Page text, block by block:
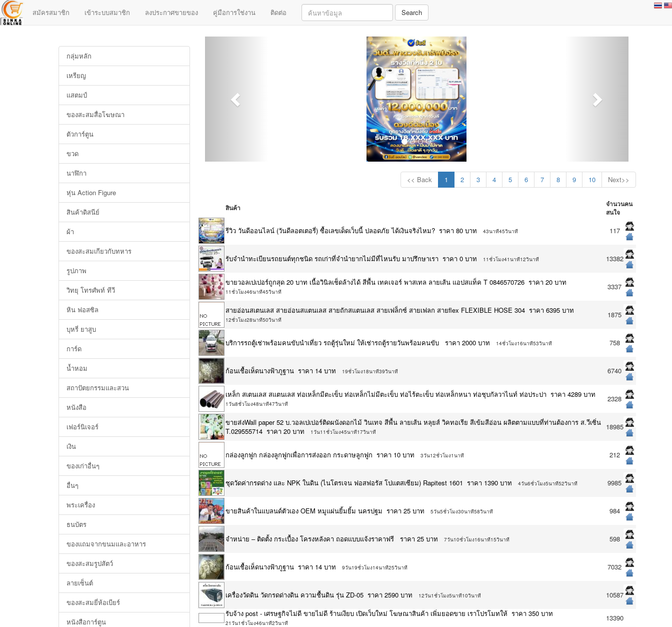
สมัครสมาชิก เข้าระบบสมาชิก ลงประกาศขายของ คู่มือการใช่งาน ติดต่อ Search
กลุ่มหลัก
เหรียญ
แสตมป์
ของสะสมสื่อโฆษณา
ตัวการ์ตูน
ขวด
นาฬิกา
หุ่น Action Figure
สินค้าดิสนีย์
ผ้า
ของสะสมเกียวกับทหาร
รูปภาพ
วิทยุ โทรศํพท์ ทีวี
หิน ฟอสซิล
บุหรี่ ยาสูบ
การ์ด
น้ำหอม
สถาปัตยกรรมและสวน
หนังสือ
เฟอร์นิเจอร์
เงิน
ของเก่าอื่นๆ
อื่นๆ
พระเครื่อง
ธนบัตร
ของแถมจากขนมและอาหาร
ของสะสมรูปสัตว์
ลายเซ็นต์
ของสะสมยี่ห้อเบียร์
หนังสือการ์ตูน
<< Back 1 2 3 4 5 6 7 8 9 10 Next>>
สินค้า
จำนวนคน
สนใจ
รีวิว วันดีออนไลน์ (วันดีลอตเตอรี่) ซื้อเลขเด็ดเว็บนี้ ปลอดภัย ได้เงินจริงไหม? ราคา 80 บาท 43นาที45วินาที 117
รับจำนำทะเบียนรถยนต์ทุกชนิด รถเก่าที่จำนำยากไม่มีที่ไหนรับ มาปรึกษาเรา ราคา 0 บาท 11ชั่วโมง41นาที12วินาที 13382
ขายวอลเปเปอร์ถูกสุด 20 บาท เนื้อวินิลเช็ดล้างได้ สีพื้น เทคเจอร์ พาสเทล ลายเส้น แอปสแท็ค T 0846570726 ราคา 20 บาท
11ชั่วโมง46นาที45วินาที
3337
สายอ่อนสเตนเลส สายอ่อนสแตนเลส สายถักสแตนเลส สายเฟล็กซ์ สายเฟลก สายflex FLEXIBLE HOSE 304 ราคา 6395 บาท
12ชั่วโมง28นาที50วินาที
1875
บริการรถตู้เช่าพร้อมคนขับนำเที่ยว รถตู้รุ่นใหม่ ให้เช่ารถตู้รายวันพร้อมคนขับ ราคา 2000 บาท 14ชั่วโมง16นาที53วินาที 758
ก้อนเชื้อเห็ดนางฟ้าภูฐาน ราคา 14 บาท 19ชั่วโมง18นาที39วินาที 6740
เหล็ก สเตนเลส สแตนเลส ท่อเหล็กมีตะเข็บ ท่อเหล็กไม่มีตะเข็บ ท่อไร้ตะเข็บ ท่อเหล็กหนา ท่อชุบกัลวาไนท์ ท่อประปา ราคา 4289 บาท
1วัน8ชั่วโมง48นาที47วินาที
2328
ขายส่งWall paper 52 บ.วอลเปเปอร์ติดผนังดอกไม้ วินเทจ สีพื้น ลายเส้น หลุยส์ วิคทอเรีย สีเข้มสีอ่อน ผลิตตามแบบที่ท่านต้องการ ส.วีเซิ่น
T.029555714 ราคา 20 บาท
1วัน11ชั่วโมง45นาที17วินาที
18985
กล่องลูกฟูก กล่องลูกฟูกเพื่อการส่งออก กระดาษลูกฟูก ราคา 10 บาท 3วัน12ชั่วโมง1นาที 212
ชุดวัดค่ากรดด่าง และ NPK ในดิน (ไนโตรเจน ฟอสฟอรัส โปแตสเซียม) Rapitest 1601 ราคา 1390 บาท 4วัน6ชั่วโมง5นาที52วินาที 9985
ขายสินค้าในแบลนด์ตัวเอง OEM หมูแผ่นยิ้มยิ้ม นครปฐม ราคา 25 บาท 5วัน5ชั่วโมง30นาที58วินาที 984
จำหน่าย – ติดตั้ง กระเบื้อง โครงหลังคา ถอดแบบแจ้งราคาฟรี ราคา 25 บาท 7วัน10ชั่วโมง16นาที15วินาที 598
ก้อนเชื้อเห็ดนางฟ้าภูฐาน ราคา 14 บาท 9วัน19ชั่วโมง14นาที25วินาที 7032
เครื่องวัดดิน วัดกรดด่างดิน ความชื้นดิน รุ่น ZD-05 ราคา 2590 บาท 12วัน1ชั่วโมง5นาที10วินาที
10587
รับจ้าง post - เศรษฐกิจไม่ดี ขายไม่ดี ร้านเงียบ เปิดเว็บใหม่ โฆษณาสินค้า เพิ่มยอดขาย เราโปรโมทให้ ราคา 350 บาท
21วัน1ชั่วโมง46นาที2วินาที
13390